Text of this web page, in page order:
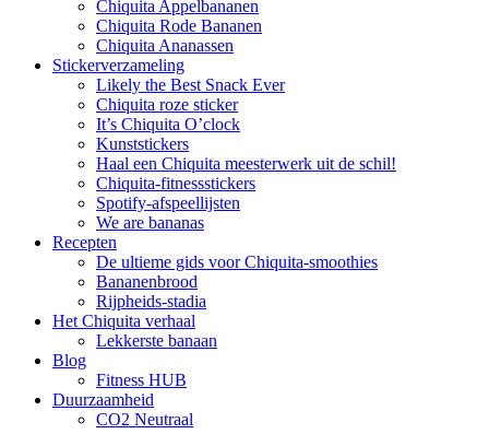
Chiquita Appelbananen
Chiquita Rode Bananen
Chiquita Ananassen
Stickerverzameling
Likely the Best Snack Ever
Chiquita roze sticker
It’s Chiquita O’clock
Kunststickers
Haal een Chiquita meesterwerk uit de schil!
Chiquita-fitnessstickers
Spotify-afspeellijsten
We are bananas
Recepten
De ultieme gids voor Chiquita-smoothies
Bananenbrood
Rijpheids-stadia
Het Chiquita verhaal
Lekkerste banaan
Blog
Fitness HUB
Duurzaamheid
CO2 Neutraal